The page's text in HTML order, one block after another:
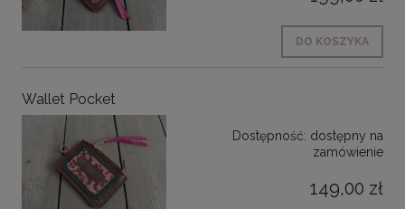
DO KOSZYKA
Wallet Pocket
Dostępność: dostępny na
zamówienie
149,00 zł